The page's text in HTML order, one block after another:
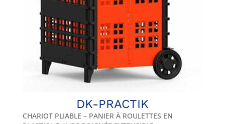
DK-PRACTIK
CHARIOT PLIABLE – PANIER À ROULETTES EN